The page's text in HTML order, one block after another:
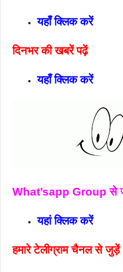
यहाँ क्लिक करें
दिनभर की खबरें पढ़ें
यहाँ क्लिक करें
What’sapp Group से
यहां क्लिक करें
हमारे टेलीग्राम चैनल से जुड़ें